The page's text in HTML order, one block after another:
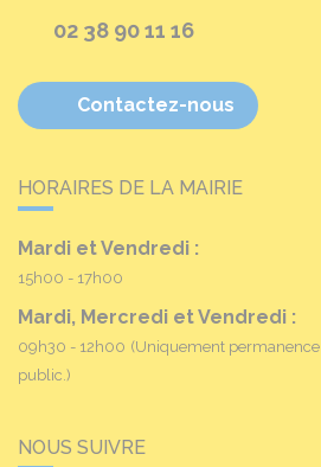
02 38 90 11 16
Contactez-nous
HORAIRES DE LA MAIRIE
Mardi et Vendredi :
15h00 - 17h00
Mardi, Mercredi et Vendredi :
09h30 - 12h00 (Uniquement
public.)
NOUS SUIVRE